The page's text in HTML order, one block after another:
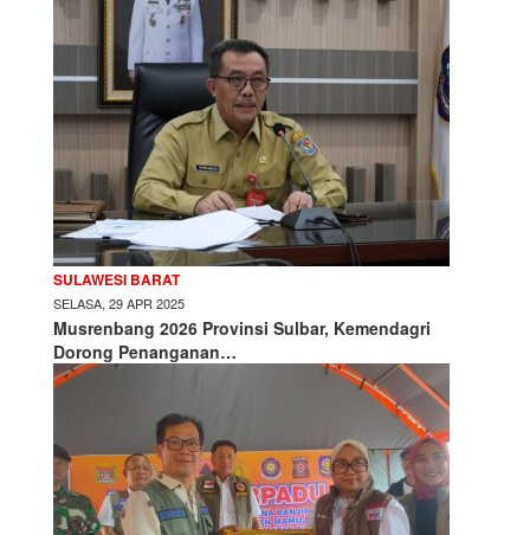
SULAWESI BARAT
SELASA, 29 APR 2025
Musrenbang 2026 Provinsi Sulbar, Kemendagri
Dorong Penanganan…